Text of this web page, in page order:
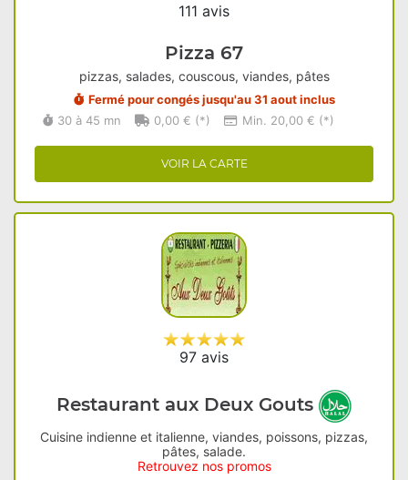
111 avis
Pizza 67
pizzas, salades, couscous, viandes, pâtes
Fermé pour congés jusqu'au 31 aout inclus
30 à 45 mn
0,00 € (*) Min. 20,00 € (*)
VOIR LA CARTE
97 avis
Restaurant aux Deux Gouts
Cuisine indienne et italienne, viandes, poissons, pizzas,
pâtes, salade.
Retrouvez nos promos